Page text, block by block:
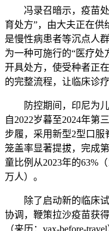
冯录召暗示，疫苗处
育处方”，由大夫正在供
是慢性病患者等沉点人
为一种可施行的“医疗处
开具处方，使受种者正
的完整流程，让临床诊
防控期间，印尼为儿
自2022岁暮至2024年第
步履，采用新型2型口服
笼盖率显著提拔，完成
童比例从2023年的63%
万人）。
除了启动新的临床试
协调，鞭策拉沙疫苗获
（来历：vax-before-travel